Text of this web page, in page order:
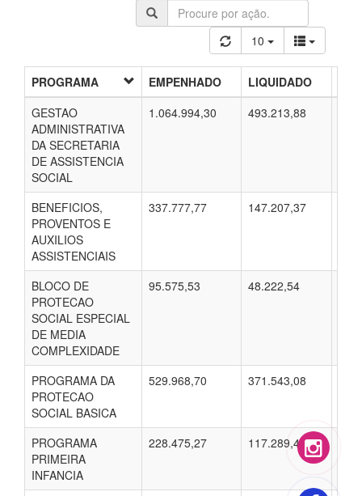
10
PROGRAMA EMPENHADO LIQUIDADO
GESTAO
ADMINISTRATIVA
DA SECRETARIA
DE ASSISTENCIA
SOCIAL
1.064.994,30 493.213,88
BENEFICIOS,
PROVENTOS E
AUXILIOS
ASSISTENCIAIS
337.777,77 147.207,37
BLOCO DE
PROTECAO
SOCIAL ESPECIAL
DE MEDIA
COMPLEXIDADE
95.575,53 48.222,54
PROGRAMA DA
PROTECAO
SOCIAL BASICA
529.968,70 371.543,08
PROGRAMA
PRIMEIRA
INFANCIA
228.475,27 117.289,48